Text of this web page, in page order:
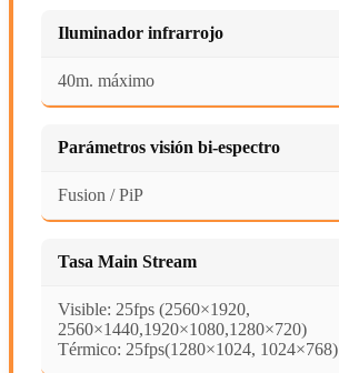
Iluminador infrarrojo
40m. máximo
Parámetros visión bi-espectro
Fusion / PiP
Tasa Main Stream
Visible: 25fps (2560×1920,
2560×1440,1920×1080,1280×720)
Térmico: 25fps(1280×1024, 1024×768)